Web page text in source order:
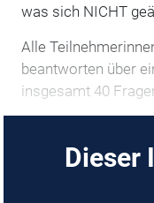
was sich NICHT
Alle
beantworten über
insgesamt 40
Dieser